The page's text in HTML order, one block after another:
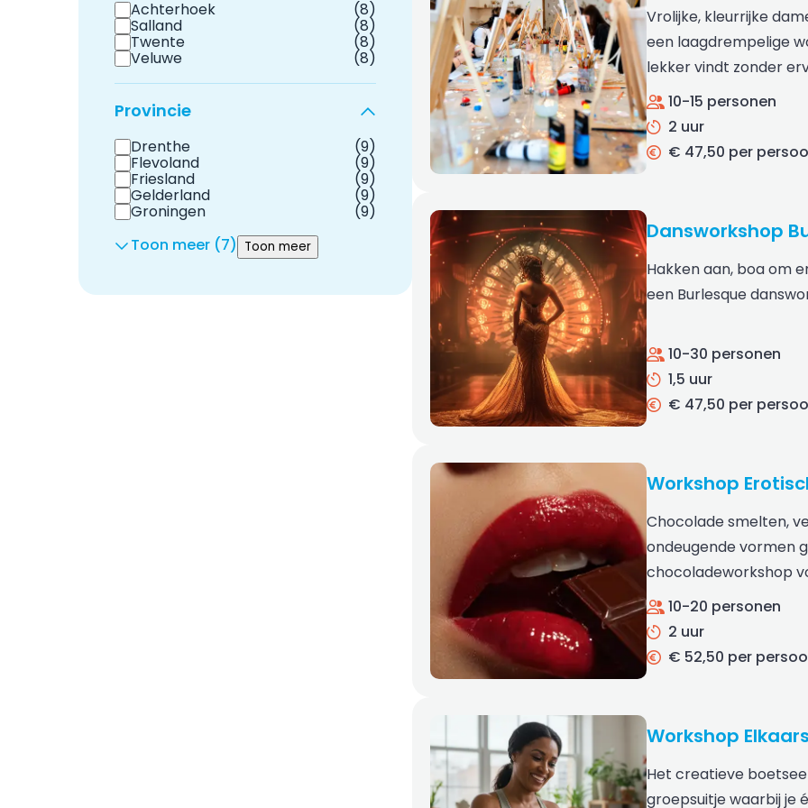
Achterhoek (8)
Salland (8)
Twente (8)
Veluwe (8)
Provincie
Drenthe (9)
Flevoland (9)
Friesland (9)
Gelderland (9)
Groningen
(9)
Toon meer (7) Toon meer
Vrolijke, kleurrijke
een laagdrempelige
lekker vindt zonder
10-15 personen
2 uur
€ 47,50 per
Dansworkshop
Hakken aan, boa om
een Burlesque
10-30 personen
1,5 uur
€ 47,50 per
Workshop
Chocolade smelten,
ondeugende vormen
chocoladeworkshop
10-20 personen
2 uur
€ 52,50 per
Workshop
Het creatieve
groepsuitje waarbij je